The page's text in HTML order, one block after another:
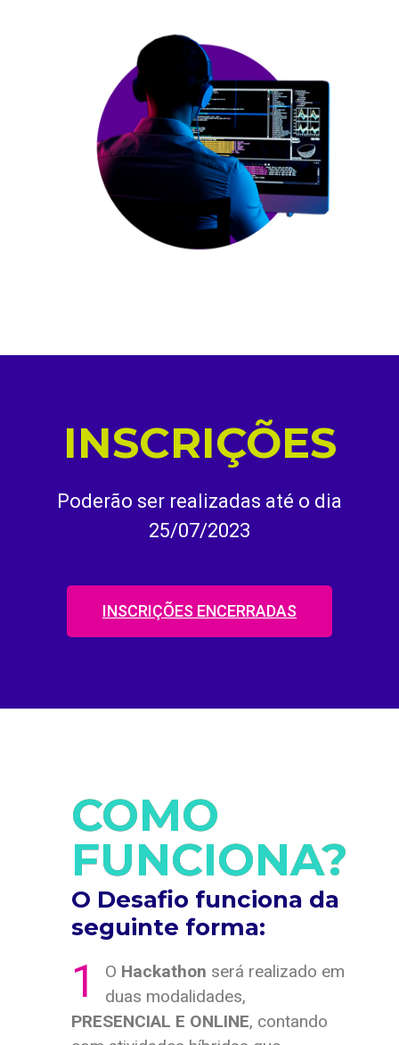
INSCRIÇÕES
Poderão ser realizadas até o dia
25/07/2023
INSCRIÇÕES ENCERRADAS
COMO
FUNCIONA?
O Desafio funciona da
seguinte forma:
1 O Hackathon será realizado em
duas modalidades,
PRESENCIAL E ONLINE, contando